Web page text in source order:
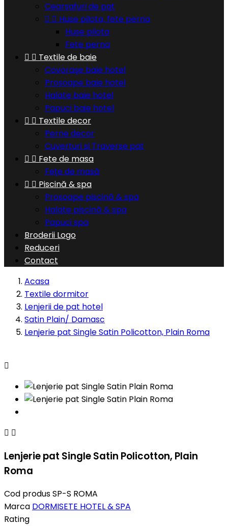
Cearsafuri de pat
  Huse pilota, fete perna
Huse pilota
Fete perna
  Textile de baie
Covoraşe baie hotel
Prosoape baie hotel
Halate baie hotel
Papuci baie hotel
  Textile decor
Perne decor
Cuverturi si Traverse pat
  Fete de masa
Feţe de masă
  Piscină & spa
Prosoape piscină & spa
Halate piscină & spa
Papuci spa
Broderii Logo
Reduceri
Contact
Acasa
Textile dormitor
Lenjerii de pat hotel
Satin Plain/ Damasc
Lenjerie pat Single Satin Policotton, Plain Roma

 
Lenjerie pat Single Satin Policotton, Plain
Roma
Cod produsSP-S ROMA
Marca DORMISETE HOTEL & SPA
Rating